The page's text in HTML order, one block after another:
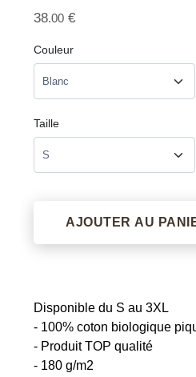
38.00 €
Couleur
Taille
AJOUTER AU
Disponible du S au 3XL
- 100% coton biologique
- Produit TOP qualité
- 180 g/m2